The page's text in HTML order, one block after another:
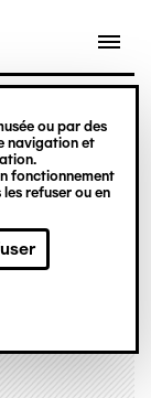
ou par des
navigation et
fonctionnement
refuser ou en